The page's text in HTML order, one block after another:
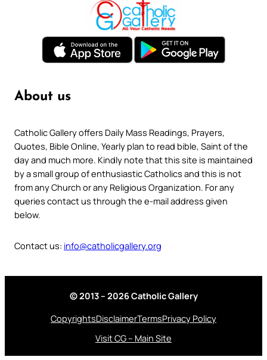
About us
Catholic Gallery offers Daily Mass Readings, Prayers,
Quotes, Bible Online, Yearly plan to read bible, Saint of the
day and much more. Kindly note that this site is maintained
by a small group of enthusiastic Catholics and this is not
from any Church or any Religious Organization. For any
queries contact us through the e-mail address given
below.
Contact us: info@catholicgallery.org
© 2013 – 2026 Catholic Gallery
CopyrightsDisclaimerTermsPrivacy Policy
Visit CG – Main Site